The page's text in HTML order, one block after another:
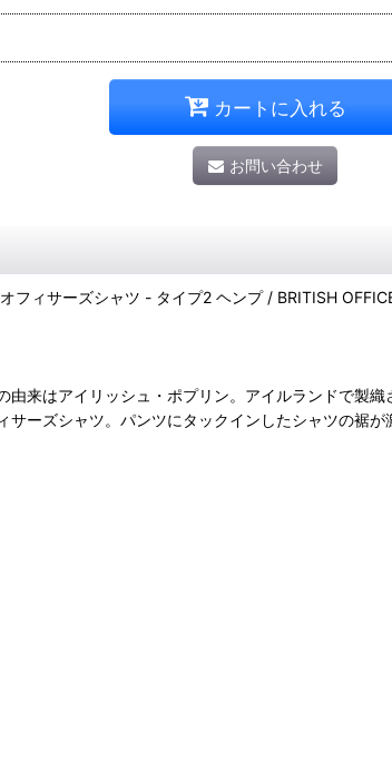
カートに入れる
お問い合わせ
フィサーズシャツ - タイプ2 ヘンプ / BRITISH
来はアイリッシュ・ポプリン。アイルランドで製
ーズシャツ。パンツにタックインしたシャツの裾